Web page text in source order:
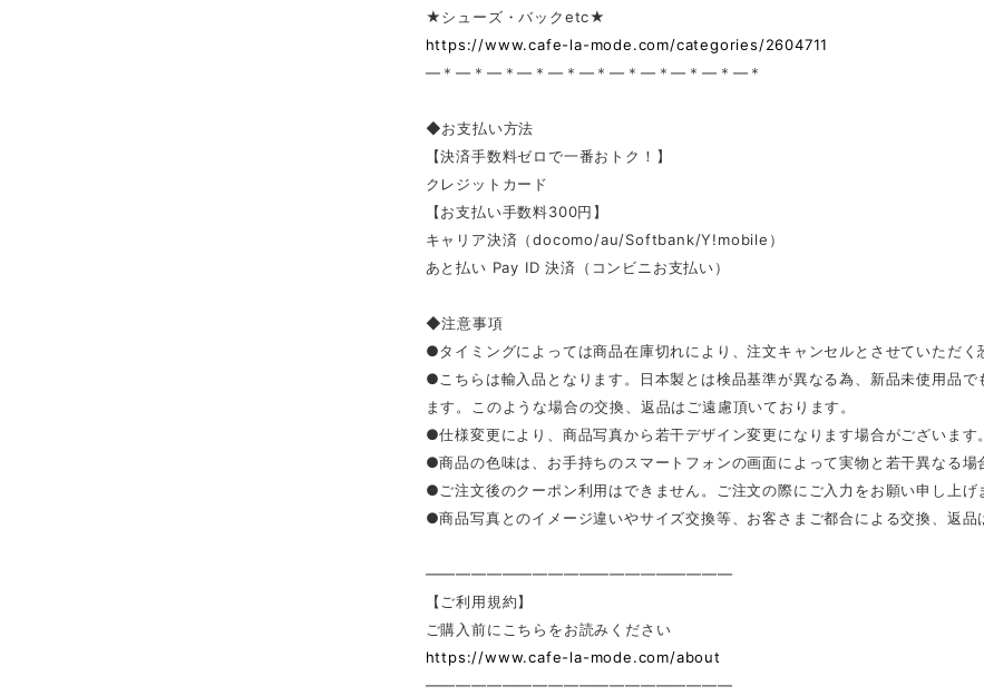
★シューズ・バックetc★
https://www.cafe-la-mode.com/categories/2604711
—＊—＊—＊—＊—＊—＊—＊—＊—＊—＊—＊
◆お支払い方法
【決済手数料ゼロで一番おトク！】
クレジットカード
【お支払い手数料300円】
キャリア決済（docomo/au/Softbank/Y!mobile）
あと払い Pay ID 決済（コンビニお支払い）
◆注意事項
●タイミングによっては商品在庫切れにより、注文キャンセルとさせていただく
●こちらは輸入品となります。日本製とは検品基準が異なる為、新品未使用品
ます。このような場合の交換、返品はご遠慮頂いております。
●仕様変更により、商品写真から若干デザイン変更になります場合がございます。
●商品の色味は、お手持ちのスマートフォンの画面によって実物と若干異なる場
●ご注文後のクーポン利用はできません。ご注文の際にご入力をお願い申し上げ
●商品写真とのイメージ違いやサイズ交換等、お客さまご都合による交換、返品
————————————————————
【ご利用規約】
ご購入前にこちらをお読みください
https://www.cafe-la-mode.com/about
————————————————————